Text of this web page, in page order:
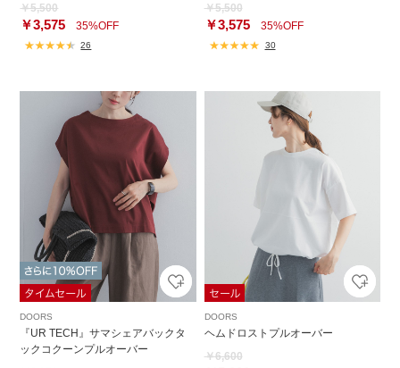
￥5,500
￥3,575 35%OFF
26
￥5,500
￥3,57535%OFF
30
DOORS
『UR TECH』サマシェアバックタ
ックコクーンプルオーバー
DOORS
ヘムドロストプルオーバー
￥6,600